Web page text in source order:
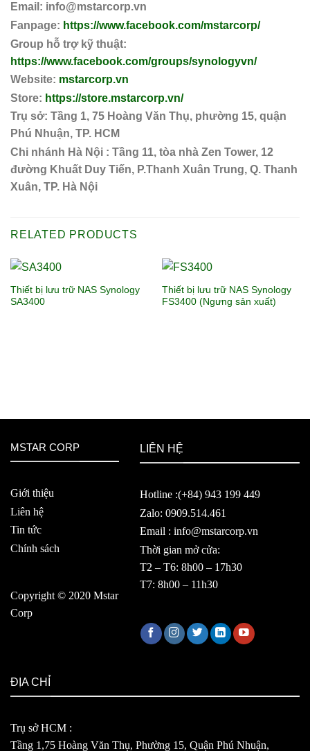
Email: info@mstarcorp.vn
Fanpage: https://www.facebook.com/mstarcorp/
Group hỗ trợ kỹ thuật:
https://www.facebook.com/groups/synologyvn/
Website: mstarcorp.vn
Store: https://store.mstarcorp.vn/
Trụ sở: Tầng 1, 75 Hoàng Văn Thụ, phường 15, quận
Phú Nhuận, TP. HCM
Chi nhánh Hà Nội : Tầng 11, tòa nhà Zen Tower, 12
đường Khuất Duy Tiến, P.Thanh Xuân Trung, Q. Thanh
Xuân, TP. Hà Nội
RELATED PRODUCTS
Thiết bị lưu trữ NAS Synology
SA3400
Thiết bị lưu trữ NAS Synology
FS3400 (Ngưng sản xuất)
MSTAR CORP
Giới thiệu
Liên hệ
Tin tức
Chính sách
Copyright © 2020 Mstar
Corp
LIÊN HỆ
Hotline :(+84) 943 199 449
Zalo: 0909.514.461
Email : info@mstarcorp.vn
Thời gian mở cửa:
T2 – T6: 8h00 – 17h30
T7: 8h00 – 11h30
ĐỊA CHỈ
Trụ sở HCM :
Tầng 1,75 Hoàng Văn Thụ, Phường 15, Quận Phú Nhuận,